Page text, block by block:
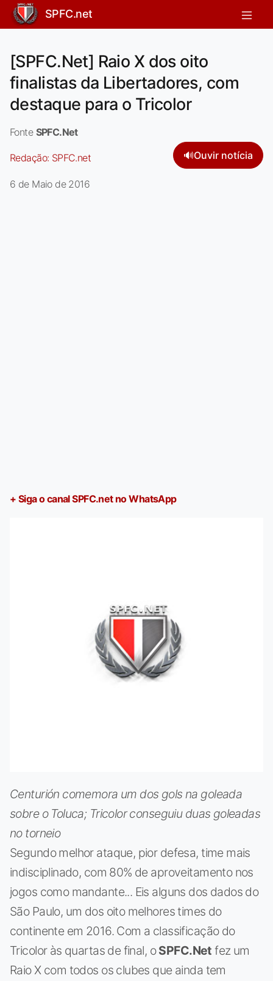
SPFC.net
[SPFC.Net] Raio X dos oito
finalistas da Libertadores, com
destaque para o Tricolor
Fonte SPFC.Net
Redação: SPFC.net 🔊Ouvir notícia
6 de Maio de 2016
+ Siga o canal SPFC.net no WhatsApp
Centurión comemora um dos gols na goleada
sobre o Toluca; Tricolor conseguiu duas goleadas
no torneio
Segundo melhor ataque, pior defesa, time mais
indisciplinado, com 80% de aproveitamento nos
jogos como mandante... Eis alguns dos dados do
São Paulo, um dos oito melhores times do
continente em 2016. Com a classificação do
Tricolor às quartas de final, oSPFC.Net fez um
Raio X com todos os clubes que ainda tem